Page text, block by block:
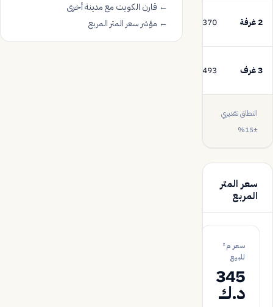
2 غرفة 370 د.ك
420
د.ك
483 د.ك
3 غرف 493 د.ك
النطاق تقديري
±15%
سعر المتر
المربع
سعر م²
للبيع
345
د.ك
← قارن الكويت مع مدينة أخرى
← مؤشر سعر المتر المربع